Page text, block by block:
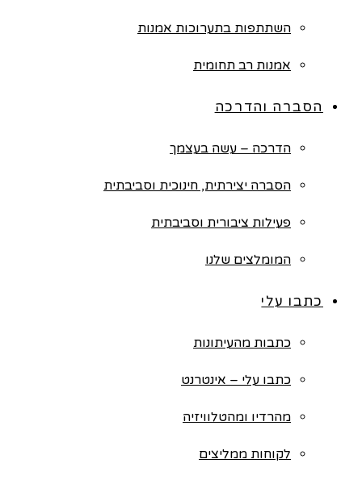
השתתפות בתערוכות אמנות
אמנות רב תחומית
הסברה והדרכה
הדרכה – עשה בעצמך
הסברה יצירתית, חינוכית וסביבתית
פעילות ציבורית וסביבתית
המומלצים שלנו
כתבו עלי
כתבות מהעיתונות
כתבו עלי – אינטרנט
מהרדיו ומהטלוויזיה
לקוחות ממליצים